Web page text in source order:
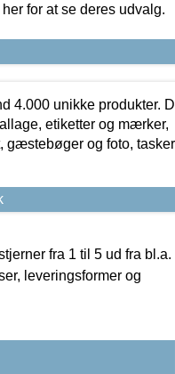
for at se deres udvalg.
4.000 unikke produkter.
etiketter og mærker,
gæstebøger og foto,
fra 1 til 5 ud fra bl.a.
leveringsformer og